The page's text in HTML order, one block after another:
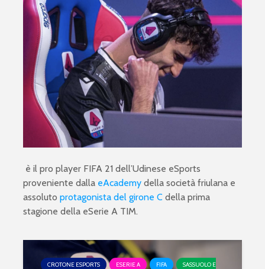
è il pro player FIFA 21 dell’Udinese eSports
proveniente dalla eAcademy della società friulana e
assoluto protagonista del girone C della prima
stagione della eSerie A TIM.
CROTONE ESPORTS ESERIE A FIFA SASSUOLO ESPORTS